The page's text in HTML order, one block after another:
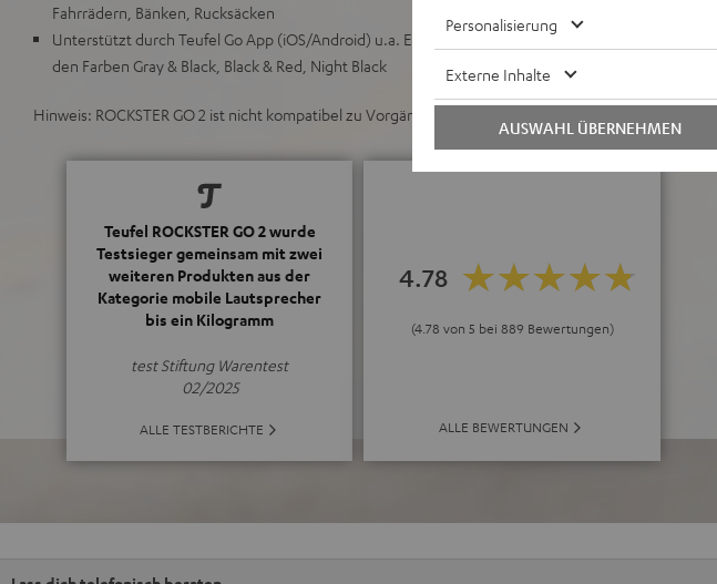
Fahrrädern, Bänken, Rucksäcken
Unterstützt durch Teufel Go App (iOS/Android) u.a. Equalizer, 1 m USB-C-Kabel, erhältlich in
den Farben Gray & Black, Black & Red, Night Black
Hinweis: ROCKSTER GO 2 ist nicht kompatibel zu Vorgänger-Modell ROCKSTER GO
Teufel ROCKSTER GO 2 wurde
Testsieger gemeinsam mit zwei
weiteren Produkten aus der
Kategorie mobile Lautsprecher
bis ein Kilogramm
test Stiftung Warentest
02/2025
ALLE TESTBERICHTE
4.78
(4.78 von 5 bei 889 Bewertungen)
ALLE BEWERTUNGEN
Personalisierung
Externe Inhalte
AUSWAHL ÜBERNEHMEN